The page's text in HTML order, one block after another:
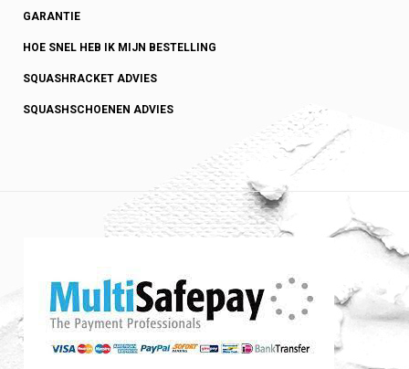
GARANTIE
HOE SNEL HEB IK MIJN BESTELLING
SQUASHRACKET ADVIES
SQUASHSCHOENEN ADVIES